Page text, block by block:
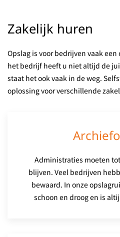
Zakelijk huren
Opslag is voor bedrijven vaak
het bedrijf heeft u niet altijd de
staat het ook vaak in de weg.
oplossing voor verschillende
Administraties moeten
blijven. Veel bedrijven
bewaard. In onze
schoon en droog en is